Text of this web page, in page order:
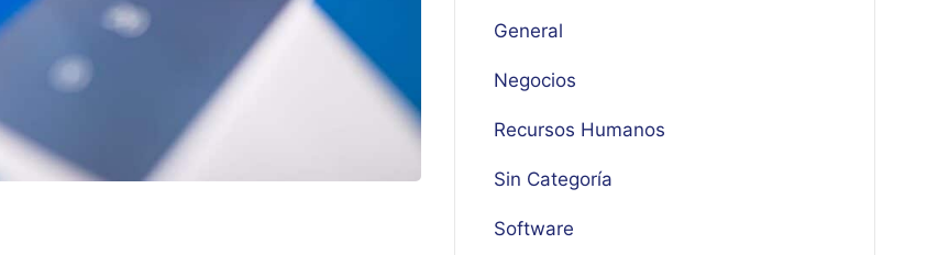
General
Negocios
Recursos Humanos
Sin Categoría
Software